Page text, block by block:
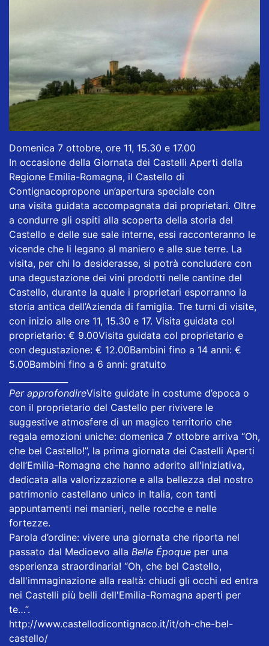
Domenica 7 ottobre, ore 11, 15.30 e 17.00
In occasione della Giornata dei Castelli Aperti della
Regione Emilia-Romagna, il Castello di
Contignacopropone un’apertura speciale con
una visita guidata accompagnata dai proprietari. Oltre
a condurre gli ospiti alla scoperta della storia del
Castello e delle sue sale interne, essi racconteranno le
vicende che li legano al maniero e alle sue terre. La
visita, per chi lo desiderasse, si potrà concludere con
una degustazione dei vini prodotti nelle cantine del
Castello, durante la quale i proprietari esporranno la
storia antica dell’Azienda di famiglia. Tre turni di visite,
con inizio alle ore 11, 15.30 e 17. Visita guidata col
proprietario: € 9.00Visita guidata col proprietario e
con degustazione: € 12.00Bambini fino a 14 anni: €
5.00Bambini fino a 6 anni: gratuito
Per approfondireVisite guidate in costume d’epoca o
con il proprietario del Castello per rivivere le
suggestive atmosfere di un magico territorio che
regala emozioni uniche: domenica 7 ottobre arriva “Oh,
che bel Castello!”, la prima giornata dei Castelli Aperti
dell’Emilia-Romagna che hanno aderito all'iniziativa,
dedicata alla valorizzazione e alla bellezza del nostro
patrimonio castellano unico in Italia, con tanti
appuntamenti nei manieri, nelle rocche e nelle
fortezze.
Parola d’ordine: vivere una giornata che riporta nel
passato dal Medioevo alla Belle Époque per una
esperienza straordinaria! “Oh, che bel Castello,
dall'immaginazione alla realtà: chiudi gli occhi ed entra
nei Castelli più belli dell'Emilia-Romagna aperti per
te…”.
http://www.castellodicontignaco.it/it/oh-che-bel-
castello/